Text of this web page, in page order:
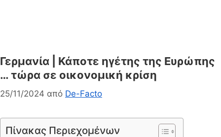
Γερμανία | Κάποτε ηγέτης της Ευρώπης
… τώρα σε οικονομική κρίση
25/11/2024 από De-Facto
Πίνακας Περιεχομένων